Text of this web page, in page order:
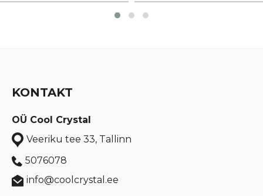
KONTAKT
OÜ Cool Crystal
Veeriku tee 33, Tallinn
5076078
info@coolcrystal.ee